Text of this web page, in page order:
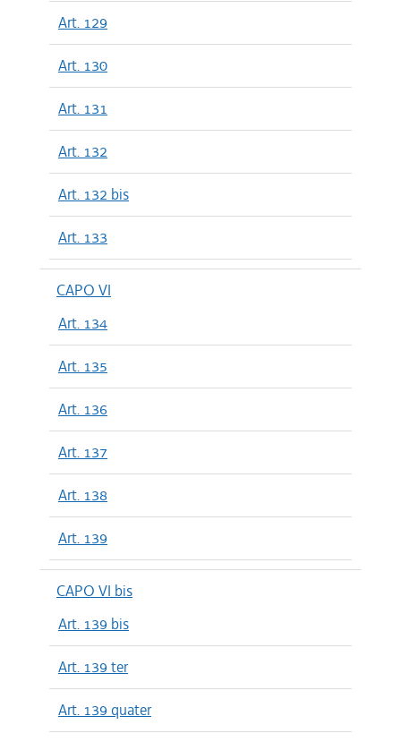
Art. 129
Art. 130
Art. 131
Art. 132
Art. 132 bis
Art. 133
CAPO VI
Art. 134
Art. 135
Art. 136
Art. 137
Art. 138
Art. 139
CAPO VI bis
Art. 139 bis
Art. 139 ter
Art. 139 quater